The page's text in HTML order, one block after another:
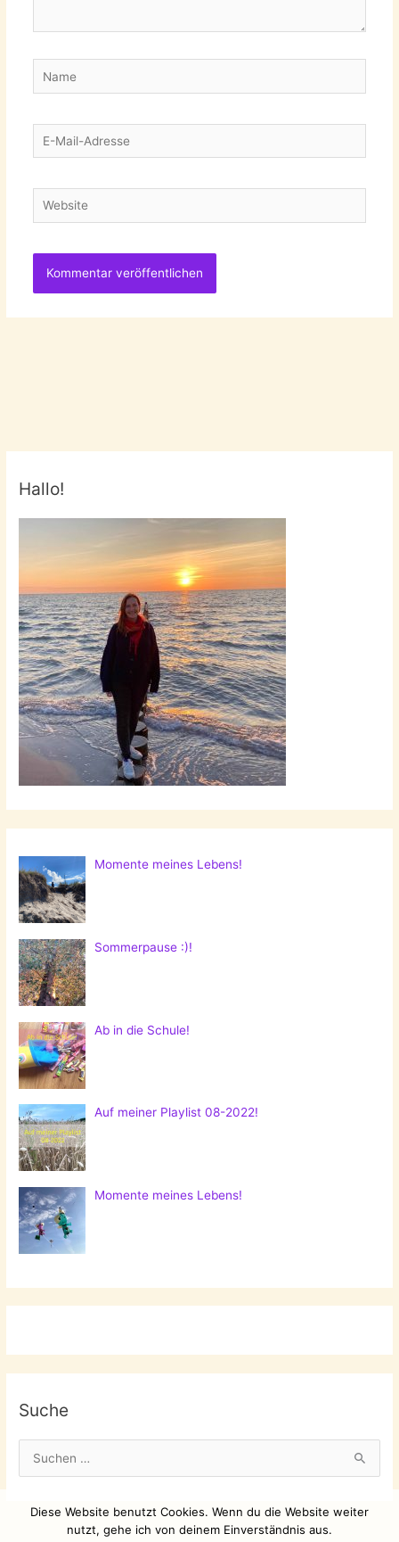
Name
E-
Mail-
Website
Hallo!
Momente meines Lebens!
Sommerpause :)!
Ab in die Schule!
Auf meiner Playlist 08-2022!
Momente meines Lebens!
Suche
u
Diese Website benutzt Cookies. Wenn du die Website weiter
nutzt, gehe ich von deinem Einverständnis aus.